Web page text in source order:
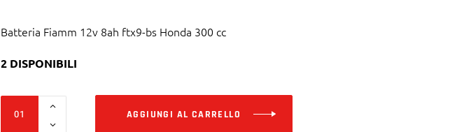
Batteria Fiamm 12v 8ah ftx9-bs Honda 300 cc
2 DISPONIBILI
Fiamm
AGGIUNGI AL CARRELLO